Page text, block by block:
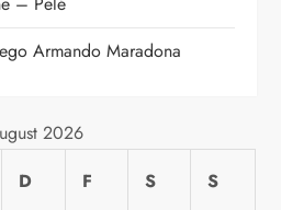
Armando Maradona
2026
D F S S